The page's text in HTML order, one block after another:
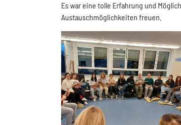
Es war eine tolle Erfahrung und
Austauschmöglichkeiten freuen.